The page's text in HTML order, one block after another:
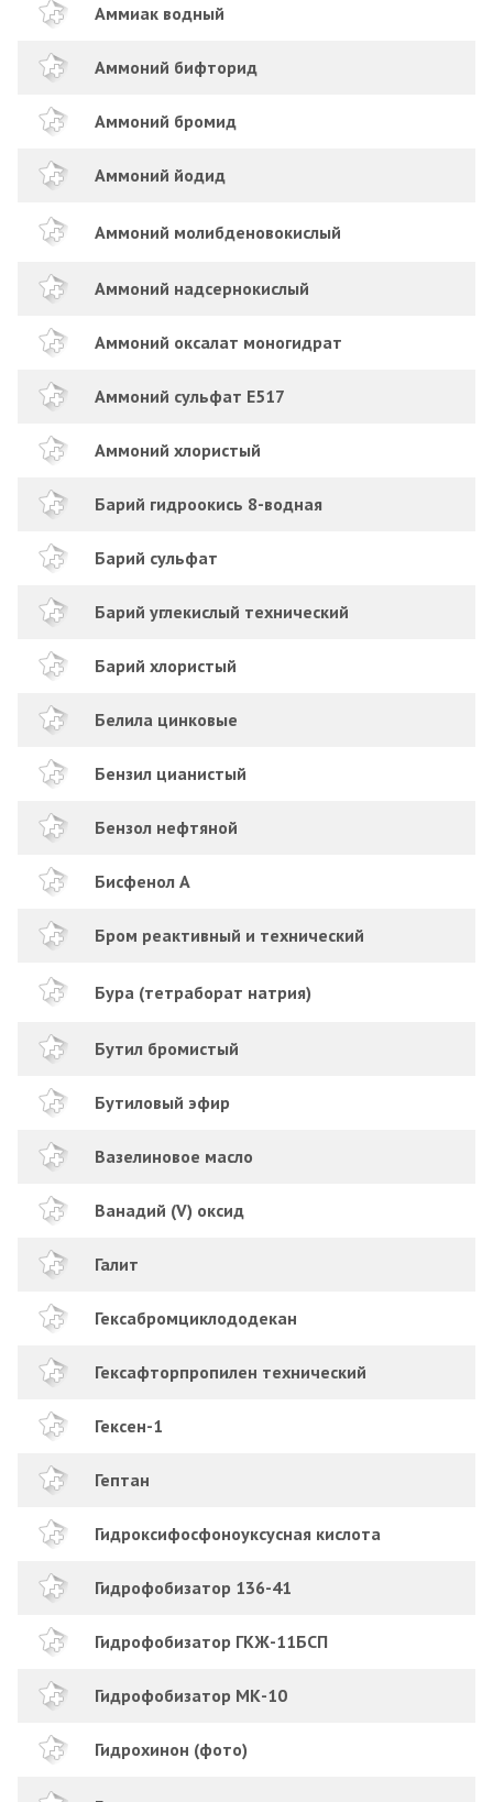
Аммиак водный
Аммоний бифторид
Аммоний бромид
Аммоний йодид
Аммоний молибденовокислый
Аммоний надсернокислый
Аммоний оксалат моногидрат
Аммоний сульфат Е517
Аммоний хлористый
Барий гидроокись 8-водная
Барий сульфат
Барий углекислый технический
Барий хлористый
Белила цинковые
Бензил цианистый
Бензол нефтяной
Бисфенол А
Бром реактивный и технический
Бура (тетраборат натрия)
Бутил бромистый
Бутиловый эфир
Вазелиновое масло
Ванадий (V) оксид
Галит
Гексабромциклододекан
Гексафторпропилен технический
Гексен-1
Гептан
Гидроксифосфоноуксусная кислота
Гидрофобизатор 136-41
Гидрофобизатор ГКЖ-11БСП
Гидрофобизатор МК-10
Гидрохинон (фото)